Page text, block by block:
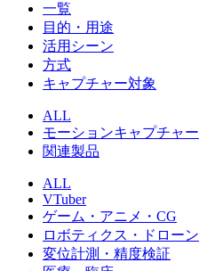
一覧
目的・用途
活用シーン
方式
キャプチャー対象
ALL
モーションキャプチャー
関連製品
ALL
VTuber
ゲーム・アニメ・CG
ロボティクス・ドローン
変位計測・精度検証